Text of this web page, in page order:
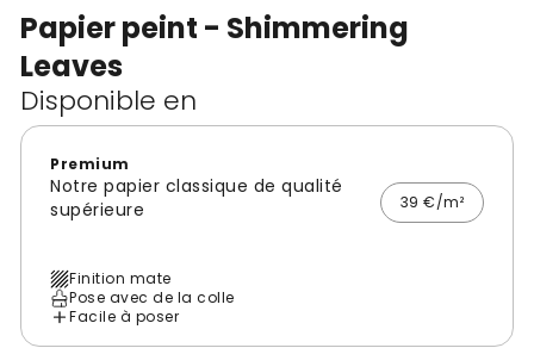
Papier peint - Shimmering
Leaves
Disponible en
Premium
Notre papier classique de qualité
supérieure
39 €/m²
Finition mate
Pose avec de la colle
Facile à poser